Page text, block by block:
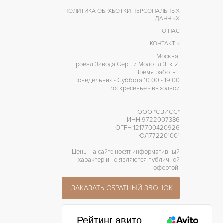
ПОЛИТИКА ОБРАБОТКИ ПЕРСОНАЛЬНЫХ
ДАННЫХ
О НАС
КОНТАКТЫ
Москва,
проезд Завода Серп и Молот д 3, к 2,
Время работы:
Понедельник - Суббота 10:00 - 19:00
Воскресенье - выходной
ООО "СВИСС"
ИНН 9722007386
ОГРН 1217700420926
ЮЛ772201001
Цены на сайте носят информативный
характер и не являются публичной
офертой.
ЗАКАЗАТЬ ОБРАТНЫЙ ЗВОНОК
Рейтинг авито